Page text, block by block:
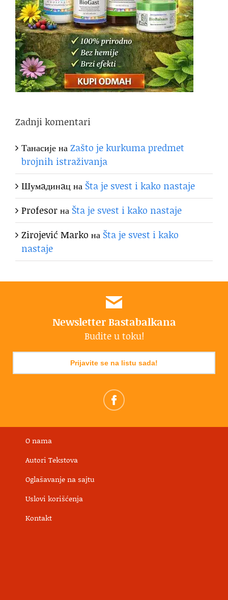
Zadnji komentari
ТанасијенаZašto je kurkuma predmet
brojnih istraživanja
Шумaдинaцна Šta je svest i kako nastaje
Profesorна Šta je svest i kako nastaje
Zirojević Marko на Šta je svest i kako
nastaje
Newsletter Bastabalkana
Budite u toku!
Prijavite se na listu sada!
O nama
Autori Tekstova
Oglašavanje na sajtu
Uslovi korišćenja
Kontakt